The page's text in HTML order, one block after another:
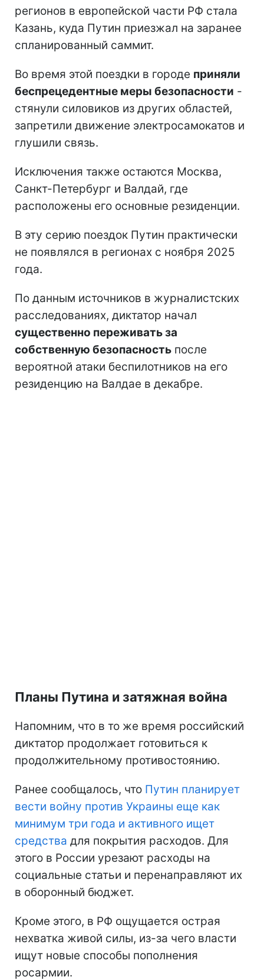
регионов в европейской части РФ стала
Казань, куда Путин приезжал на заранее
спланированный саммит.
Во время этой поездки в городе приняли
беспрецедентные меры безопасности -
стянули силовиков из других областей,
запретили движение электросамокатов и
глушили связь.
Исключения также остаются Москва,
Санкт-Петербург и Валдай, где
расположены его основные резиденции.
В эту серию поездок Путин практически
не появлялся в регионах с ноября 2025
года.
По данным источников в журналистских
расследованиях, диктатор начал
существенно переживать за
собственную безопасность после
вероятной атаки беспилотников на его
резиденцию на Валдае в декабре.
Планы Путина и затяжная война
Напомним, что в то же время российский
диктатор продолжает готовиться к
продолжительному противостоянию.
Ранее сообщалось, что Путин планирует
вести войну против Украины еще как
минимум три года и активного ищет
средства для покрытия расходов. Для
этого в России урезают расходы на
социальные статьи и перенаправляют их
в оборонный бюджет.
Кроме этого, в РФ ощущается острая
нехватка живой силы, из-за чего власти
ищут новые способы пополнения
росармии.